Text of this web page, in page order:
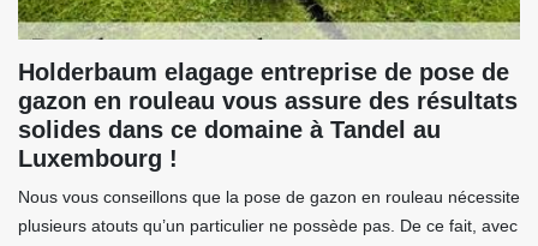
Holderbaum elagage entreprise de pose de
gazon en rouleau vous assure des résultats
solides dans ce domaine à Tandel au
Luxembourg !
Nous vous conseillons que la pose de gazon en rouleau nécessite
plusieurs atouts qu’un particulier ne possède pas. De ce fait, avec